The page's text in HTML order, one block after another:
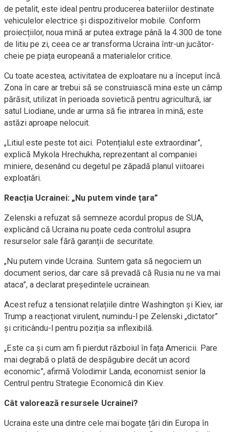
de petalit, este ideal pentru producerea bateriilor destinate
vehiculelor electrice și dispozitivelor mobile. Conform
proiecțiilor, noua mină ar putea extrage până la 4.300 de tone
de litiu pe zi, ceea ce ar transforma Ucraina într-un jucător-
cheie pe piața europeană a materialelor critice.
Cu toate acestea, activitatea de exploatare nu a început încă.
Zona în care ar trebui să se construiască mina este un câmp
părăsit, utilizat în perioada sovietică pentru agricultură, iar
satul Liodiane, unde ar urma să fie intrarea în mină, este
astăzi aproape nelocuit.
„Litiul este peste tot aici. Potențialul este extraordinar”,
explică Mykola Hrechukha, reprezentant al companiei
miniere, desenând cu degetul pe zăpadă planul viitoarei
exploatări.
Reacția Ucrainei: „Nu putem vinde țara”
Zelenski a refuzat să semneze acordul propus de SUA,
explicând că Ucraina nu poate ceda controlul asupra
resurselor sale fără garanții de securitate.
„Nu putem vinde Ucraina. Suntem gata să negociem un
document serios, dar care să prevadă că Rusia nu ne va mai
ataca”, a declarat președintele ucrainean.
Acest refuz a tensionat relațiile dintre Washington și Kiev, iar
Trump a reacționat virulent, numindu-l pe Zelenski „dictator”
și criticându-l pentru poziția sa inflexibilă.
„Este ca și cum am fi pierdut războiul în fața Americii. Pare
mai degrabă o plată de despăgubire decât un acord
economic”, afirmă Volodimir Landa, economist senior la
Centrul pentru Strategie Economică din Kiev.
Cât valorează resursele Ucrainei?
Ucraina este una dintre cele mai bogate țări din Europa în